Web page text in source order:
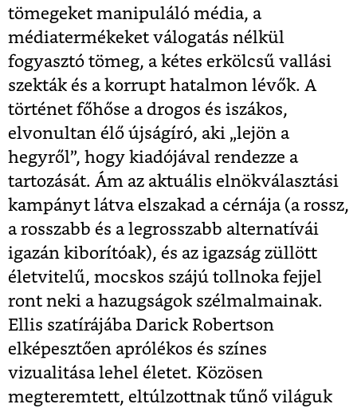
tömegeket manipuláló média, a
médiatermékeket válogatás nélkül
fogyasztó tömeg, a kétes erkölcsű vallási
szekták és a korrupt hatalmon lévők. A
történet főhőse a drogos és iszákos,
elvonultan élő újságíró, aki „lejön a
hegyről”, hogy kiadójával rendezze a
tartozását. Ám az aktuális elnökválasztási
kampányt látva elszakad a cérnája (a rossz,
a rosszabb és a legrosszabb alternatívái
igazán kiborítóak), és az igazság züllött
életvitelű, mocskos szájú tollnoka fejjel
ront neki a hazugságok szélmalmainak.
Ellis szatírájába Darick Robertson
elképesztően aprólékos és színes
vizualitása lehel életet. Közösen
megteremtett, eltúlzottnak tűnő világuk